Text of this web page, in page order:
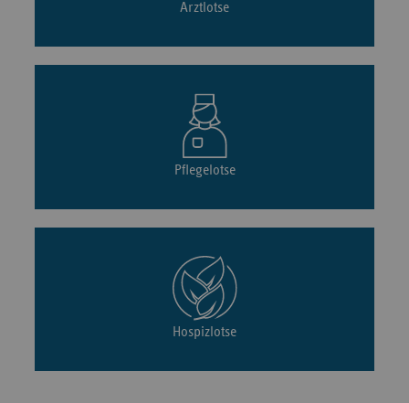
Arztlotse
Pflegelotse
Hospizlotse